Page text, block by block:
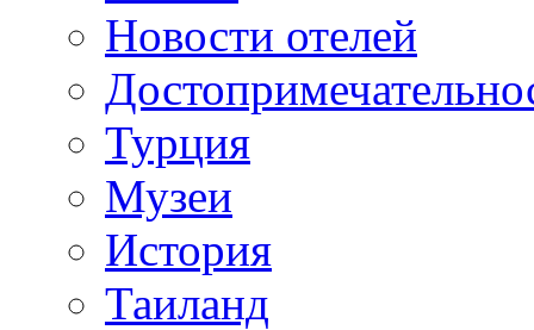
Новости отелей
Турция
Музеи
История
Таиланд